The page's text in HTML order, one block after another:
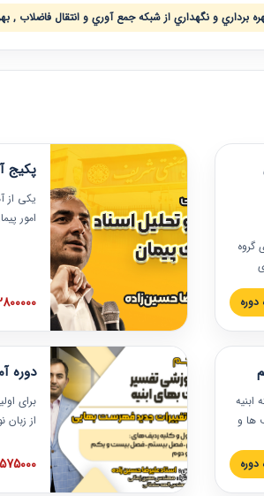
و نگهداري از شبكه جمع آوري و انتقال فاضلاب ,
گروه
که
پکیج
یکی از
امور
عملی
2800000
ها و
های
دوره
برای
از
تصویری
1575000